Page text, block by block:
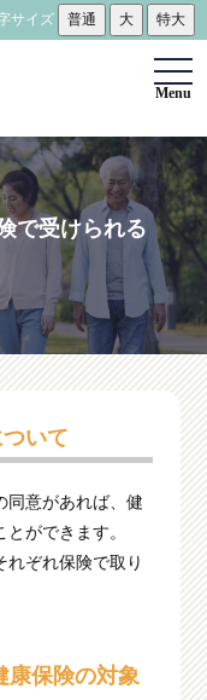
Menu
サイズ 普通 大 特大
で受けられる
いて
同意があれば、健
ができます。
れぞれ保険で取り
康保険の対象